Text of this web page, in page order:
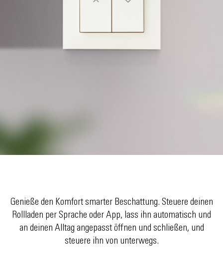
Genieße den Komfort smarter Beschattung. Steuere deinen
Rollladen per Sprache oder App, lass ihn automatisch und
an deinen Alltag angepasst öffnen und schließen, und
steuere ihn von unterwegs.